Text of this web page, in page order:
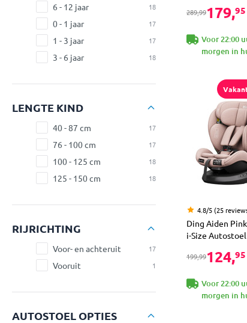
6 - 12 jaar 18
0 - 1 jaar 17
1 - 3 jaar 17
3 - 6 jaar 18
LENGTE KIND
40 - 87 cm 17
76 - 100 cm 17
100 - 125 cm 18
125 - 150 cm 18
RIJRICHTING
Voor- en achteruit 17
Vooruit 1
AUTOSTOEL OPTIES
289,99179,95
Voor 22:00
morgen in
4.8/5 (25
Ding Aiden
i-Size Autostoel
199,99124,95
Voor 22:00
morgen in